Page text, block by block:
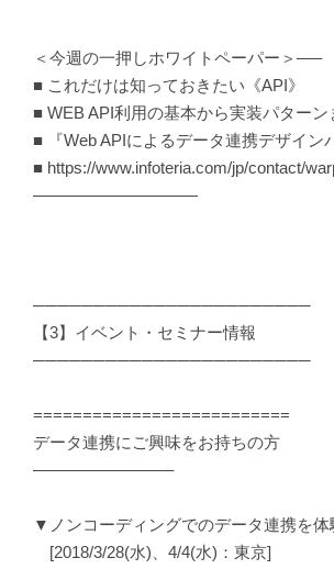
＜今週の一押しホワイトペーパー＞—–
■ これだけは知っておきたい《API》
■ WEB API利用の基本から実装パター
■ 『Web APIによるデータ連携デザイン
■ https://www.infoteria.com/jp/contact/
——————————
───────────────────────
【3】イベント・セミナー情報
───────────────────────
==========================
データ連携にご興味をお持ちの方
————————–
▼ノンコーディングでのデータ連携を
[2018/3/28(水)、4/4(水)：東京]